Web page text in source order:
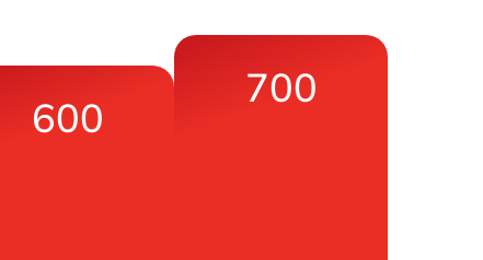
600
700